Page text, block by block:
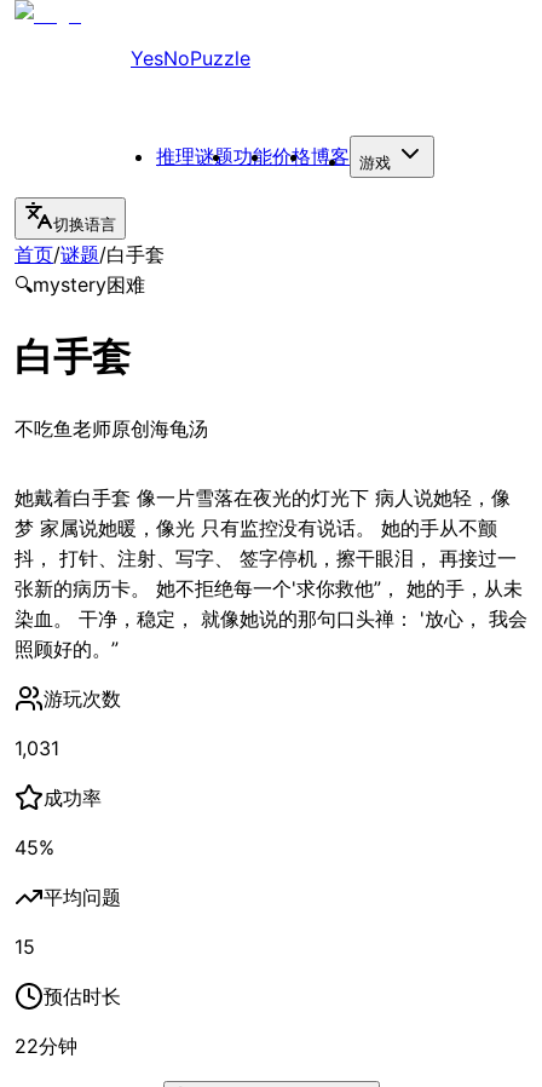
YesNoPuzzle
推理谜题功能价格博客 游戏
切换语言
首页/谜题/白手套
🔍mystery困难
白手套
不吃鱼老师原创海龟汤
她戴着白手套 像一片雪落在夜光的灯光下 病人说她轻，像
梦 家属说她暖，像光 只有监控没有说话。 她的手从不颤
抖， 打针、注射、写字、 签字停机，擦干眼泪， 再接过一
张新的病历卡。 她不拒绝每一个'求你救他”， 她的手，从未
染血。 干净，稳定， 就像她说的那句口头禅： '放心， 我会
照顾好的。”
游玩次数
1,031
成功率
45%
平均问题
15
预估时长
22分钟